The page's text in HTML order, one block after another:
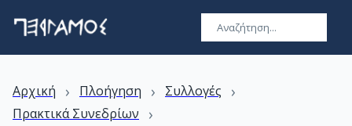
Αρχική › Πλοήγηση › Συλλογές ›
Πρακτικά Συνεδρίων ›